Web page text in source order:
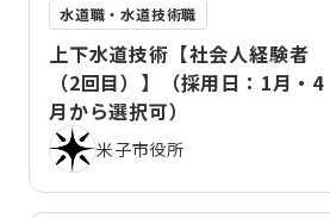
水道職・水道技術職
上下水道技術【社会人経験者
（2回目）】（採用日：1月・4
月から選択可）
米子市役所